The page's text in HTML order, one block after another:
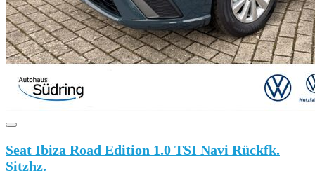
Seat Ibiza Road Edition 1.0 TSI Navi Rückfk.
Sitzhz.